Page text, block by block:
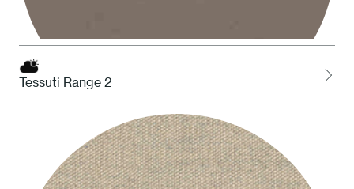
STO Tortora
Tessuti Range 2